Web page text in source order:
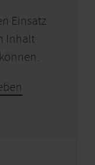
Einsatz
Inhalt